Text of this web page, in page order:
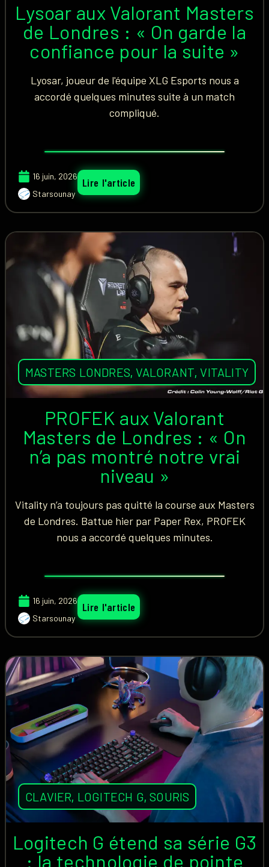
Lysoar aux Valorant Masters
de Londres : « On garde la
confiance pour la suite »
Lyosar, joueur de l'équipe XLG Esports nous a
accordé quelques minutes suite à un match
compliqué.
16 juin, 2026
Starsounay
Lire l'article
MASTERS LONDRES,VALORANT,VITALITY
PROFEK aux Valorant
Masters de Londres : « On
n’a pas montré notre vrai
niveau »
Vitality n’a toujours pas quitté la course aux Masters
de Londres. Battue hier par Paper Rex, PROFEK
nous a accordé quelques minutes.
16 juin, 2026
Starsounay
Lire l'article
CLAVIER, LOGITECH G,SOURIS
Logitech G étend sa série G3
: la technologie de pointe